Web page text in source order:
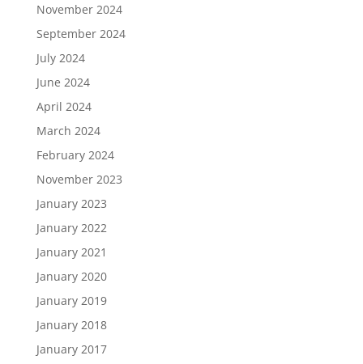
November 2024
September 2024
July 2024
June 2024
April 2024
March 2024
February 2024
November 2023
January 2023
January 2022
January 2021
January 2020
January 2019
January 2018
January 2017